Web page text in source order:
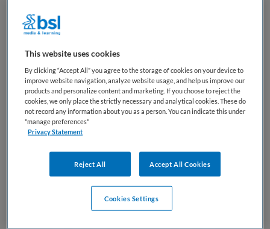
Starter
Vacature niet beschikbaar
Deze vacature Vakantiekracht Brasserie de Klepper Meppel
bij Isala is niet meer actueel. Hieronder staan enkele
vergelijkbare vacatures die voor u wellicht interessant zijn.
This website uses cookies
By clicking “Accept All” you agree to the storage of cookies on your device to
improve website navigation, analyze website usage, and help us improve our
products and personalize content and marketing. If you choose to reject the
cookies, we only place the strictly necessary and analytical cookies. These do
not record any information about you as a person. You can indicate this under
"manage preferences"
Privacy Statement
Reject All Accept All Cookies
Cookies Settings